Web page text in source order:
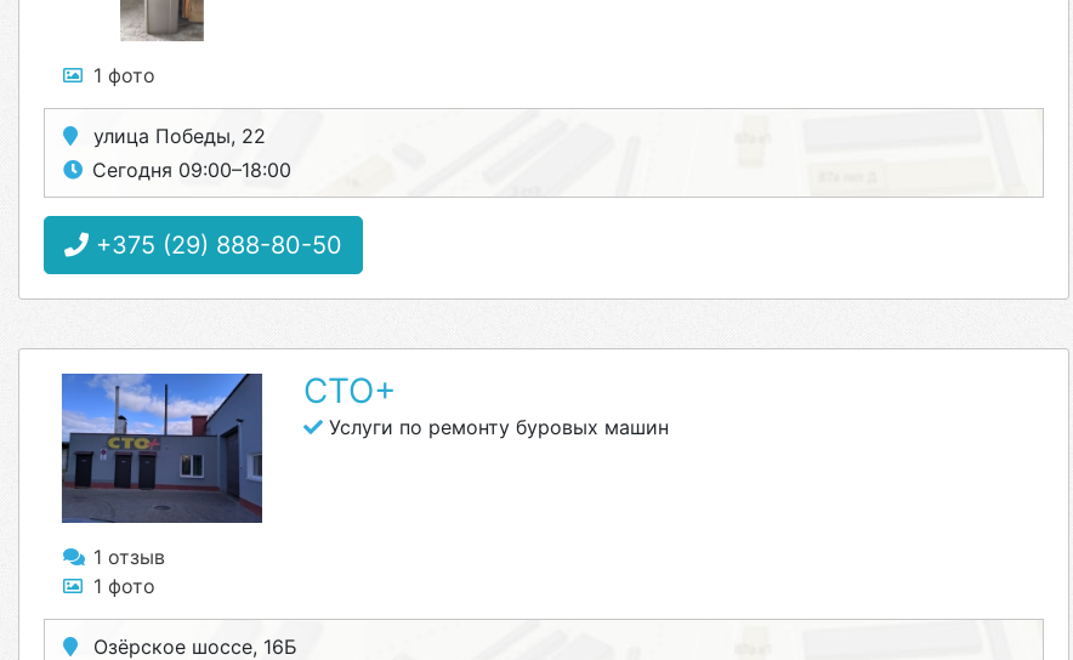
1 фото
улица Победы, 22
Сегодня 09:00–18:00
+375 (29) 888-80-50
1 отзыв
1 фото
СТО+
Услуги по ремонту буровых машин
Озёрское шоссе, 16Б